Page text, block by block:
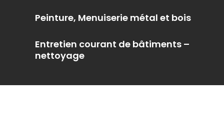
Peinture, Menuiserie métal et bois
Entretien courant de bâtiments –
nettoyage